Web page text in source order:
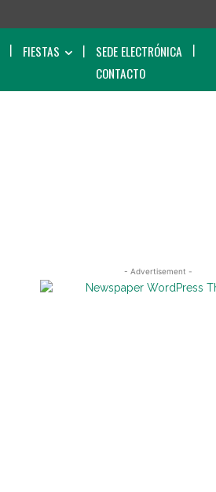
FIESTAS
SEDE ELECTRÓNICA
CONTACTO
- Advertisement -